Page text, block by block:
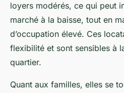
loyers modérés, ce qui peut
marché à la baisse, tout en
d’occupation élevé. Ces
flexibilité et sont sensibles à
quartier.
Quant aux familles, elles se